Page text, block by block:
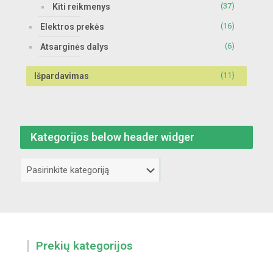
Kiti reikmenys (37)
Elektros prekės (16)
Atsarginės dalys (6)
Išpardavimas (11)
Kategorijos below header widger
below
Prekių kategorijos